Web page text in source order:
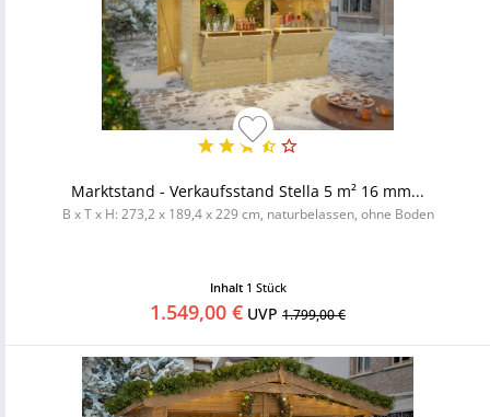
Marktstand - Verkaufsstand Stella 5 m² 16 mm...
B x T x H: 273,2 x 189,4 x 229 cm, naturbelassen, ohne Boden
Inhalt 1 Stück
1.549,00 € UVP 1.799,00 €